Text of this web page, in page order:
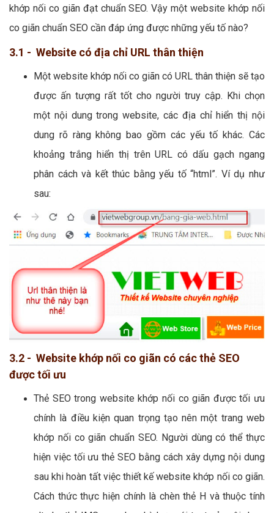
khớp nối co giãn đạt chuẩn SEO. Vậy một website khớp nối
co giãn chuẩn SEO cần đáp ứng được những yếu tố nào?
3.1 - Website có địa chỉ URL thân thiện
Một website khớp nối co giãn có URL thân thiện sẽ tạo
được ấn tượng rất tốt cho người truy cập. Khi chọn
một nội dung trong website, các địa chỉ hiển thị nội
dung rõ ràng không bao gồm các yếu tố khác. Các
khoảng trắng hiển thị trên URL có dấu gạch ngang
phân cách và kết thúc bằng yếu tố “html”. Ví dụ như
sau:
3.2 - Website khớp nối co giãn có các thẻ SEO
được tối ưu
Thẻ SEO trong website khớp nối co giãn được tối ưu
chính là điều kiện quan trọng tạo nên một trang web
khớp nối co giãn chuẩn SEO. Người dùng có thể thực
hiện việc tối ưu thẻ SEO bằng cách xây dựng nội dung
sau khi hoàn tất việc thiết kế website khớp nối co giãn.
Cách thức thực hiện chính là chèn thẻ H và thuộc tính